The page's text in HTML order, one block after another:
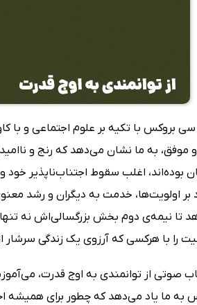
سی بروکس با تکیه بر علوم اجتماعی و با
و موفق، به ما نشان می‌دهد که رنج و
بوده‌اند، اغلب سقوط اجتناب‌ناپذیر خود
بر اولویت‌ها، خدمت به دیگران و رشد
تا نیمه‌ی دوم بخش بزرگسالی‌اش نه تنها
را با هرکسی که آرزوی یک زندگی سرشار
صوتی از توانمندی به اوج قدرت،
به ما یاد می‌دهد که چطور برای همیشه